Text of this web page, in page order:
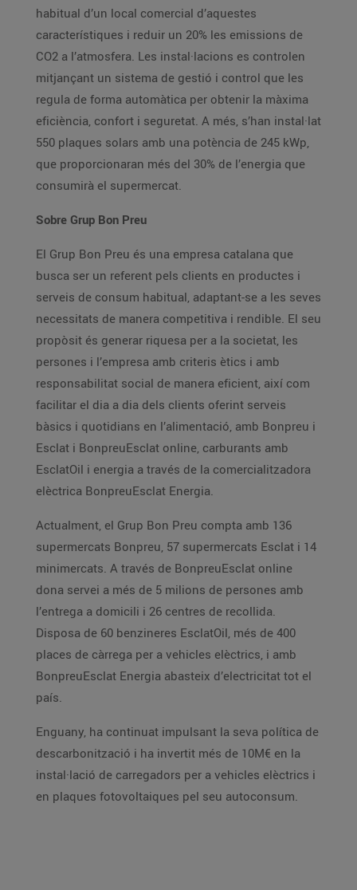
habitual d’un local comercial d’aquestes
característiques i reduir un 20% les emissions de
CO2 a l’atmosfera. Les instal·lacions es controlen
mitjançant un sistema de gestió i control que les
regula de forma automàtica per obtenir la màxima
eficiència, confort i seguretat. A més, s’han instal·lat
550 plaques solars amb una potència de 245 kWp,
que proporcionaran més del 30% de l’energia que
consumirà el supermercat.
Sobre Grup Bon Preu
El Grup Bon Preu és una empresa catalana que
busca ser un referent pels clients en productes i
serveis de consum habitual, adaptant-se a les seves
necessitats de manera competitiva i rendible. El seu
propòsit és generar riquesa per a la societat, les
persones i l’empresa amb criteris ètics i amb
responsabilitat social de manera eficient, així com
facilitar el dia a dia dels clients oferint serveis
bàsics i quotidians en l’alimentació, amb Bonpreu i
Esclat i BonpreuEsclat online, carburants amb
EsclatOil i energia a través de la comercialitzadora
elèctrica BonpreuEsclat Energia.
Actualment, el Grup Bon Preu compta amb 136
supermercats Bonpreu, 57 supermercats Esclat i 14
minimercats. A través de BonpreuEsclat online
dona servei a més de 5 milions de persones amb
l’entrega a domicili i 26 centres de recollida.
Disposa de 60 benzineres EsclatOil, més de 400
places de càrrega per a vehicles elèctrics, i amb
BonpreuEsclat Energia abasteix d’electricitat tot el
país.
Enguany, ha continuat impulsant la seva política de
descarbonització i ha invertit més de 10M€ en la
instal·lació de carregadors per a vehicles elèctrics i
en plaques fotovoltaiques pel seu autoconsum.